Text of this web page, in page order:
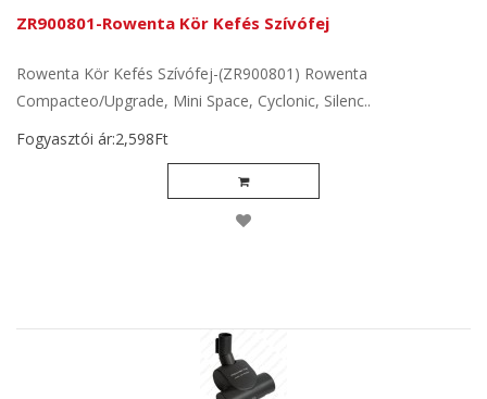
ZR900801-Rowenta Kör Kefés Szívófej
Rowenta Kör Kefés Szívófej-(ZR900801) Rowenta
Compacteo/Upgrade, Mini Space, Cyclonic, Silenc..
Fogyasztói ár:2,598Ft